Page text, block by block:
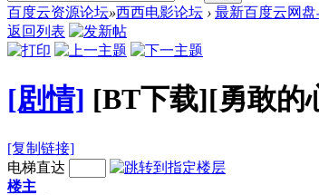
百度云资源论坛»西西电影论坛 › 最新百度云网盘
返回列表
[剧情] [BT下载][勇敢的
[复制链接]
电梯直达
楼主